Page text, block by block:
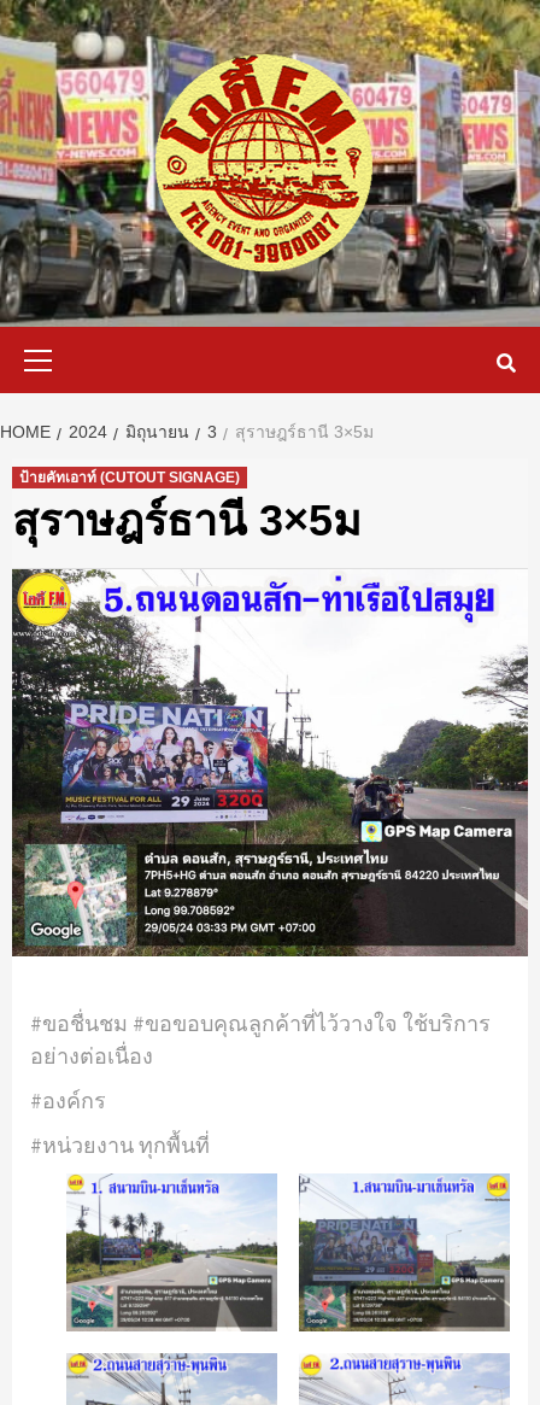
Skip
to
content
HOME 2024 มิถุนายน 3 สุราษฎร์ธานี 3×5ม
ป้ายคัทเอาท์ (CUTOUT SIGNAGE)
สุราษฎร์ธานี 3×5ม
#ขอชื่นชม #ขอขอบคุณลูกค้าที่ไว้วางใจ ใช้บริการ
อย่างต่อเนื่อง
#องค์กร
#หน่วยงาน ทุกพื้นที่